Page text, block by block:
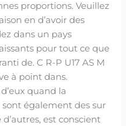
proportions. Veuillez
en d’avoir des
dans un pays
pour tout ce que
de. C R-P U17 AS M
à point dans.
quand la
également des sur
d’autres, est conscient